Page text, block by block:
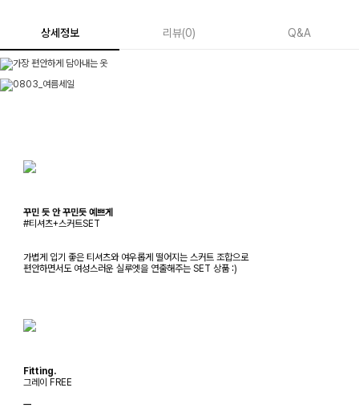
상세정보 리뷰(0) Q&A
꾸민 듯 안 꾸민듯 예쁘게
#티셔츠+스커트SET
가볍게 입기 좋은 티셔츠와 여우롭게 떨어지는 스커트 조합으로
편안하면서도 여성스러운 실루엣을 연출해주는 SET 상품 :)
Fitting.
그레이 FREE
ㅡ